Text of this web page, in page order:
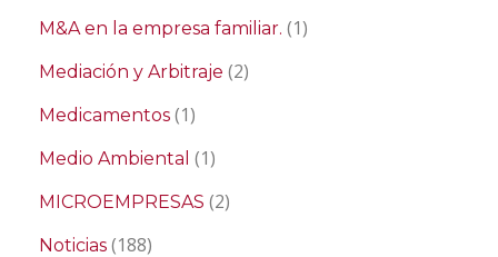
M&A en la empresa familiar. (1)
Mediación y Arbitraje (2)
Medicamentos (1)
Medio Ambiental (1)
MICROEMPRESAS (2)
Noticias (188)